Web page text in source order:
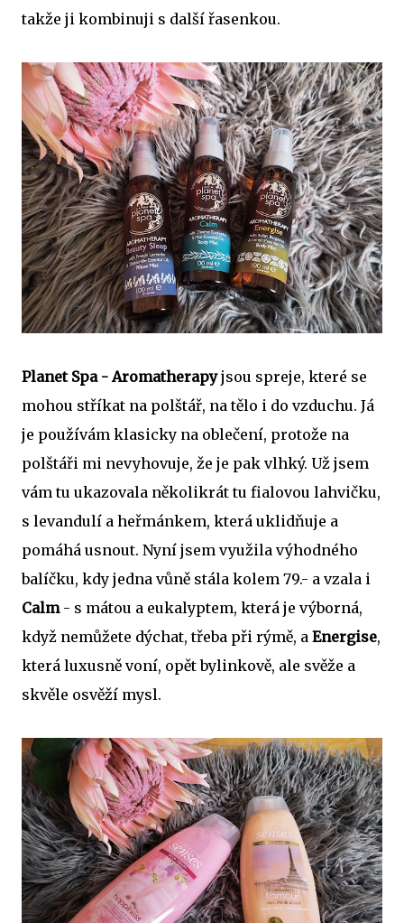
takže ji kombinuji s další řasenkou.
Planet Spa - Aromatherapyjsou spreje, které se
mohou stříkat na polštář, na tělo i do vzduchu. Já
je používám klasicky na oblečení, protože na
polštáři mi nevyhovuje, že je pak vlhký. Už jsem
vám tu ukazovala několikrát tu fialovou lahvičku,
s levandulí a heřmánkem, která uklidňuje a
pomáhá usnout. Nyní jsem využila výhodného
balíčku, kdy jedna vůně stála kolem 79.- a vzala i
Calm - s mátou a eukalyptem, která je výborná,
když nemůžete dýchat, třeba při rýmě, a Energise,
která luxusně voní, opět bylinkově, ale svěže a
skvěle osvěží mysl.